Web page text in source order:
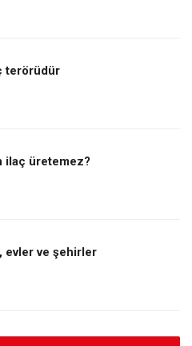
terörüdür
ilaç üretemez?
evler ve şehirler